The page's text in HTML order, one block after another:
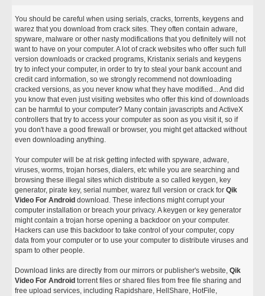
You should be careful when using serials, cracks, torrents, keygens and
warez that you download from crack sites. They often contain adware,
spyware, malware or other nasty modifications that you definitely will not
want to have on your computer. A lot of crack websites who offer such full
version downloads or cracked programs, Kristanix serials and keygens
try to infect your computer, in order to try to steal your bank account and
credit card information, so we strongly recommend not downloading
cracked versions, as you never know what they have modified... And did
you know that even just visiting websites who offer this kind of downloads
can be harmful to your computer? Many contain javascripts and ActiveX
controllers that try to access your computer as soon as you visit it, so if
you don't have a good firewall or browser, you might get attacked without
even downloading anything.
Your computer will be at risk getting infected with spyware, adware,
viruses, worms, trojan horses, dialers, etc while you are searching and
browsing these illegal sites which distribute a so called keygen, key
generator, pirate key, serial number, warez full version or crack forQik
Video For Android download. These infections might corrupt your
computer installation or breach your privacy. A keygen or key generator
might contain a trojan horse opening a backdoor on your computer.
Hackers can use this backdoor to take control of your computer, copy
data from your computer or to use your computer to distribute viruses and
spam to other people.
Download links are directly from our mirrors or publisher's website,Qik
Video For Android torrent files or shared files from free file sharing and
free upload services, including Rapidshare, HellShare, HotFile,